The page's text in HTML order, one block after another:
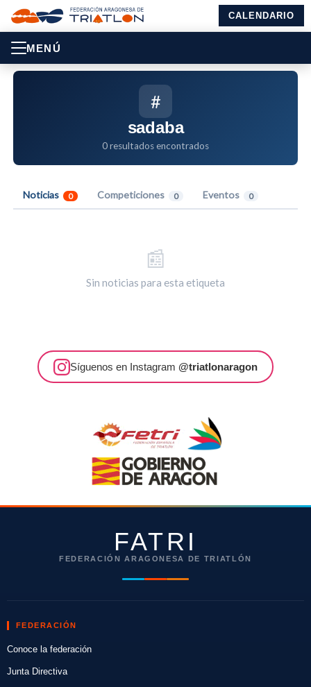
CALENDARIO
MENÚ
#
sadaba
0 resultados encontrados
Noticias 0 Competiciones 0 Eventos 0
📰
Sin noticias para esta etiqueta
Síguenos en Instagram @triatlonaragon
FATRI
FEDERACIÓN ARAGONESA DE TRIATLÓN
FEDERACIÓN
Conoce la federación
Junta Directiva